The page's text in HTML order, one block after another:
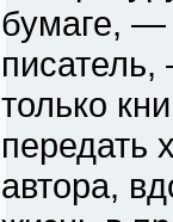
бумаге, —
только
передать
автора,